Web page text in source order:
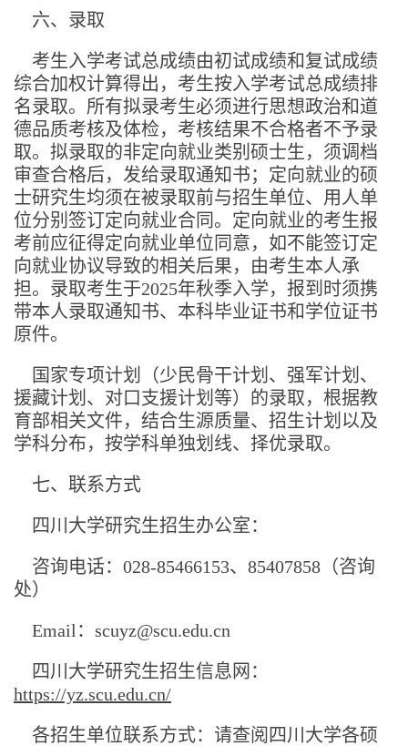
六、录取
考生入学考试总成绩由初试成绩和复试成绩
综合加权计算得出，考生按入学考试总成绩排
名录取。所有拟录考生必须进行思想政治和道
德品质考核及体检，考核结果不合格者不予录
取。拟录取的非定向就业类别硕士生，须调档
审查合格后，发给录取通知书；定向就业的硕
士研究生均须在被录取前与招生单位、用人单
位分别签订定向就业合同。定向就业的考生报
考前应征得定向就业单位同意，如不能签订定
向就业协议导致的相关后果，由考生本人承
担。录取考生于2025年秋季入学，报到时须携
带本人录取通知书、本科毕业证书和学位证书
原件。
国家专项计划（少民骨干计划、强军计划、
援藏计划、对口支援计划等）的录取，根据教
育部相关文件，结合生源质量、招生计划以及
学科分布，按学科单独划线、择优录取。
七、联系方式
四川大学研究生招生办公室：
咨询电话：028-85466153、85407858（咨询
处）
Email：scuyz@scu.edu.cn
四川大学研究生招生信息网：
https://yz.scu.edu.cn/
各招生单位联系方式：请查阅四川大学各硕